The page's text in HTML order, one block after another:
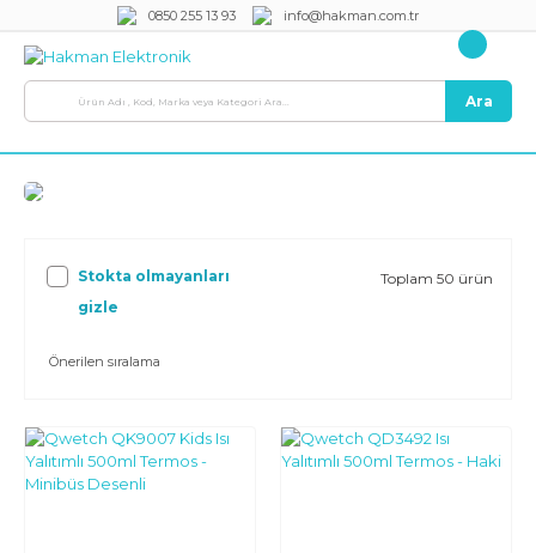
0850 255 13 93 info@hakman.com.tr
Ara
Stokta olmayanları
gizle
Toplam 50 ürün